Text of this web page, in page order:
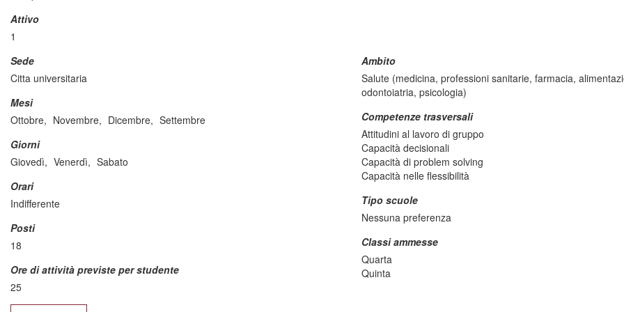
Attivo
1
Sede
Citta universitaria
Mesi
Ottobre, Novembre, Dicembre, Settembre
Giorni
Giovedì, Venerdì, Sabato
Orari
Indifferente
Posti
18
Ore di attività previste per studente
25
Ambito
Salute (medicina, professioni sanitarie, farmacia,
odontoiatria, psicologia)
Competenze trasversali
Attitudini al lavoro di gruppo
Capacità decisionali
Capacità di problem solving
Capacità nelle flessibilità
Tipo scuole
Nessuna preferenza
Classi ammesse
Quarta
Quinta